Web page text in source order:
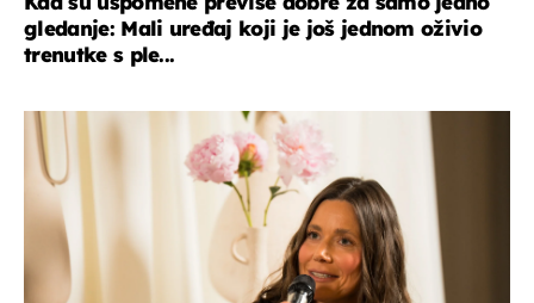
gledanje: Mali uređaj koji je još jednom oživio
trenutke s ple...
moda & ljepota